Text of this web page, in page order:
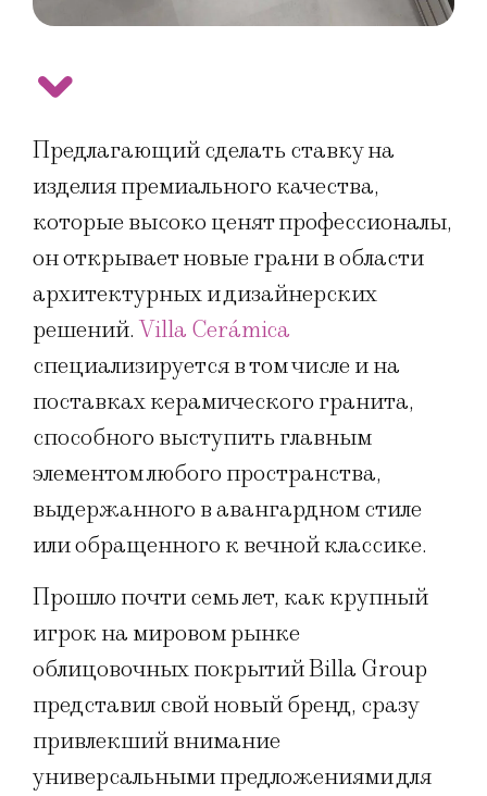
Предлагающий сделать ставку на
изделия премиального качества,
которые высоко ценят профессионалы,
он открывает новые грани в области
архитектурных и дизайнерских
решений.Villa Cerámica
специализируется в том числе и на
поставках керамического гранита,
способного выступить главным
элементом любого пространства,
выдержанного в авангардном стиле
или обращенного к вечной классике.
Прошло почти семь лет, как крупный
игрок на мировом рынке
облицовочных покрытий Billa Group
представил свой новый бренд, сразу
привлекший внимание
универсальными предложениями для